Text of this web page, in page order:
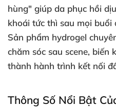
hùng" giúp da phục hồi
khoái tức thì sau mọi buổi
Sản phẩm hydrogel
chăm sóc sau scene, biến
thành hành trình kết nối
Thông Số Nổi Bật